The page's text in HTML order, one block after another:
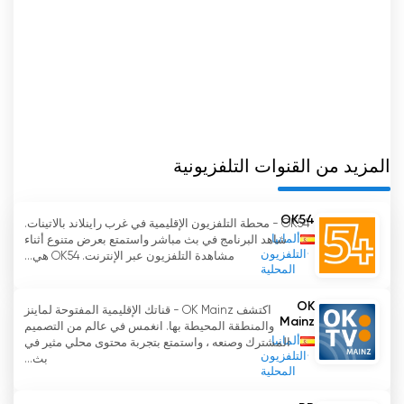
المزيد من القنوات التلفزيونية
OK54
ألمانيا
التلفزيون
المحلية
OK54 - محطة التلفزيون الإقليمية في غرب راينلاند بالاتينات.
شاهد البرنامج في بث مباشر واستمتع بعرض متنوع أثناء
مشاهدة التلفزيون عبر الإنترنت. OK54 هي...
OK
Mainz
ألمانيا
التلفزيون
المحلية
اكتشف OK Mainz - قناتك الإقليمية المفتوحة لماينز
والمنطقة المحيطة بها. انغمس في عالم من التصميم
المشترك وصنعه ، واستمتع بتجربة محتوى محلي مثير في
بث...